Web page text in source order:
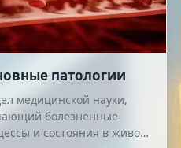
патологии
медицинской науки,
болезненные
и состояния в живом